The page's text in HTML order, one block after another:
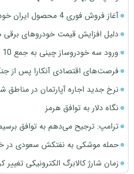
آغاز فروش فوری 4 محصول ایران خودرو در نمایندگی‌ها
دلیل افزایش قیمت خودروهای برقی
ورود سه خودروساز چینی به جمع 10 خودروساز برتر جهان
فرصت‌های اقتصادی آنکارا پس از
نرخ جدید اجاره آپارتمان در مناطق
نگاه دلار به توافق هرمز
ترامپ: ترجیح می‌دهم به توافق
حمله موشکی به نفتکش سعودی در
زمان شارژ کالابرگ الکترونیکی تغییر